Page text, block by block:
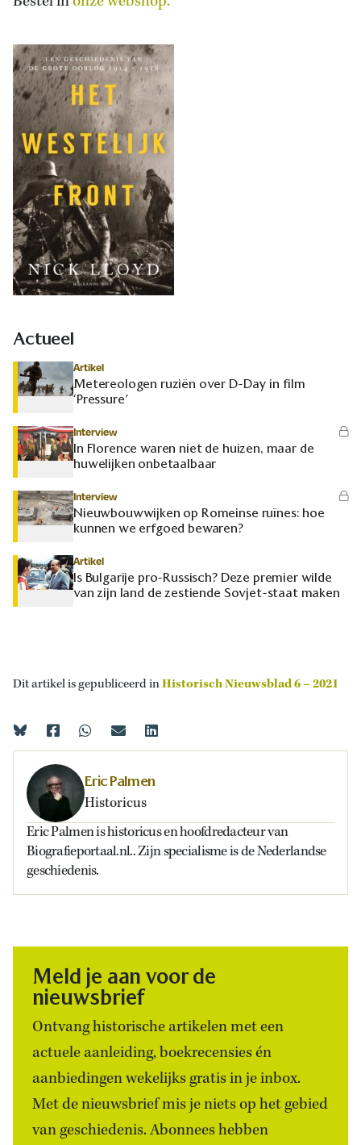
Actueel
Artikel
Metereologen ruziën over D-Day in film
‘Pressure’
Interview
In Florence waren niet de huizen, maar de
huwelijken onbetaalbaar
Interview
Nieuwbouwwijken op Romeinse ruïnes: hoe
kunnen we erfgoed bewaren?
Artikel
Is Bulgarije pro-Russisch? Deze premier wilde
van zijn land de zestiende Sovjet-staat maken
Dit artikel is gepubliceerd inHistorisch Nieuwsblad 6 – 2021
Eric Palmen
Historicus
Eric Palmen is historicus en hoofdredacteur van
Biografieportaal.nl.. Zijn specialisme is de Nederlandse
geschiedenis.
Meld je aan voor de
nieuwsbrief
Ontvang historische artikelen met een
actuele aanleiding, boekrecensies én
aanbiedingen wekelijks gratis in je inbox.
Met de nieuwsbrief mis je niets op het gebied
van geschiedenis. Abonnees hebben